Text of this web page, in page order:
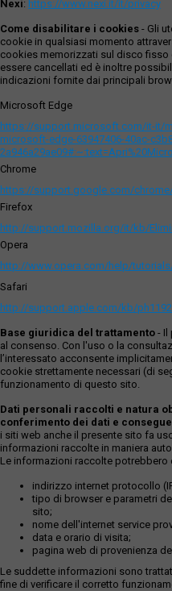
Nexi: https://www.nexi.it/it/privacy
Come disabilitare i cookies - Gli
cookie in qualsiasi momento
cookies memorizzati sul disco
essere cancellati ed è inoltre
indicazioni fornite dai principali
Microsoft Edge
https://support.microsoft.com/it-it/
microsoft-edge-63947406-40ac-
Chrome
https://support.google.com/
Firefox
http://support.mozilla.org/it/kb/
Opera
http://www.opera.com/help/
Safari
http://support.apple.com/kb/
Base giuridica del trattamento - Il
al consenso. Con l'uso o la
l’interessato acconsente
cookie strettamente necessari (di
funzionamento di questo sito.
Dati personali raccolti e natura
conferimento dei dati e
i siti web anche il presente sito fa
informazioni raccolte in maniera
Le informazioni raccolte potrebbero
indirizzo internet protocollo
tipo di browser e parametri
sito;
nome dell'internet service
data e orario di visita;
pagina web di provenienza
Le suddette informazioni sono
fine di verificare il corretto